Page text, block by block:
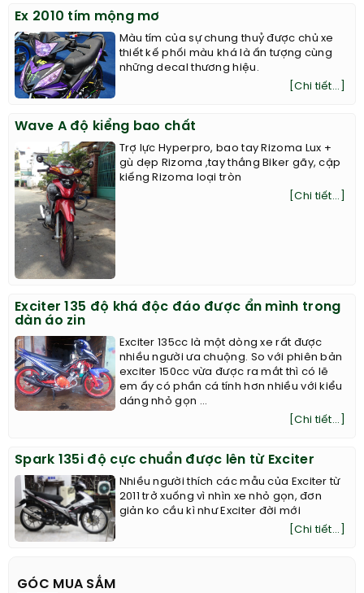
Ex 2010 tím mộng mơ
Màu tím của sự chung thuỷ được chủ xe
thiết kế phối màu khá là ấn tượng cùng
những decal thương hiệu.
[Chi tiết...]
Wave A độ kiểng bao chất
Trợ lực Hyperpro, bao tay Rizoma Lux +
gù dẹp Rizoma ,tay thắng Biker gãy, cặp
kiếng Rizoma loại tròn
[Chi tiết...]
Exciter 135 độ khá độc đáo được ẩn mình trong
dàn áo zin
Exciter 135cc là một dòng xe rất được
nhiều người ưa chuộng. So với phiên bản
exciter 150cc vừa được ra mắt thì có lẽ
em ấy có phần cá tính hơn nhiều với kiểu
dáng nhỏ gọn ...
[Chi tiết...]
Spark 135i độ cực chuẩn được lên từ Exciter
Nhiều người thích các mẫu của Exciter từ
2011 trở xuống vì nhìn xe nhỏ gọn, đơn
giản ko cầu kì như Exciter đời mới
[Chi tiết...]
GÓC MUA SẮM